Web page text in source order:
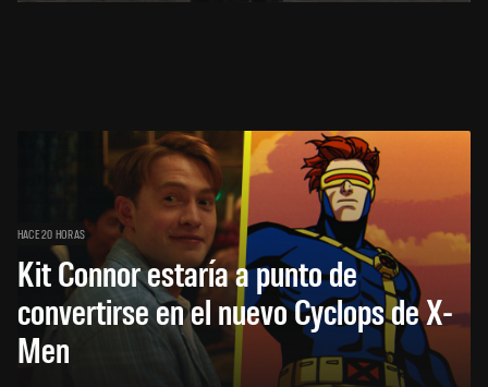
HACE 20 HORAS
Kit Connor estaría a punto de
convertirse en el nuevo Cyclops de X-
Men